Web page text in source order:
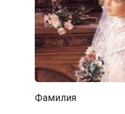
Фамилия